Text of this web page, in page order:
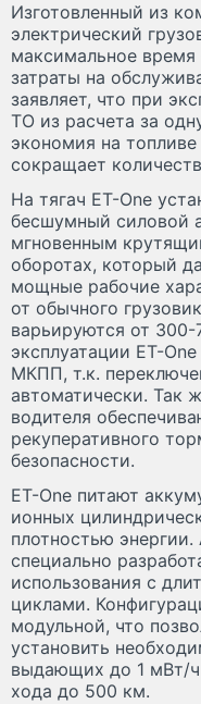
Изготовленный из
электрический
максимальное время
затраты на
заявляет, что при
ТО из расчета за
экономия на
сокращает
На тягач ET-One
бесшумный силовой
мгновенным
оборотах, который
мощные рабочие
от обычного
варьируются от 300-
эксплуатации ET-
МКПП, т.к.
автоматически. Так
водителя
рекуперативного
безопасности.
ET-One питают
ионных
плотностью
специально
использования с
циклами.
модульной, что
установить
выдающих до 1 мВт/
хода до 500 км.